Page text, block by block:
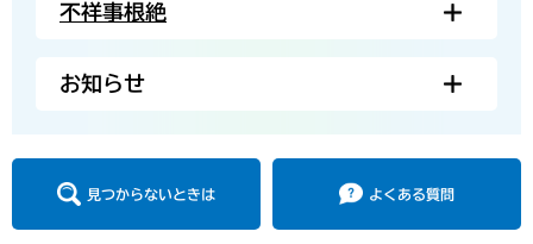
不祥事根絶
お知らせ
見つからないときは よくある質問